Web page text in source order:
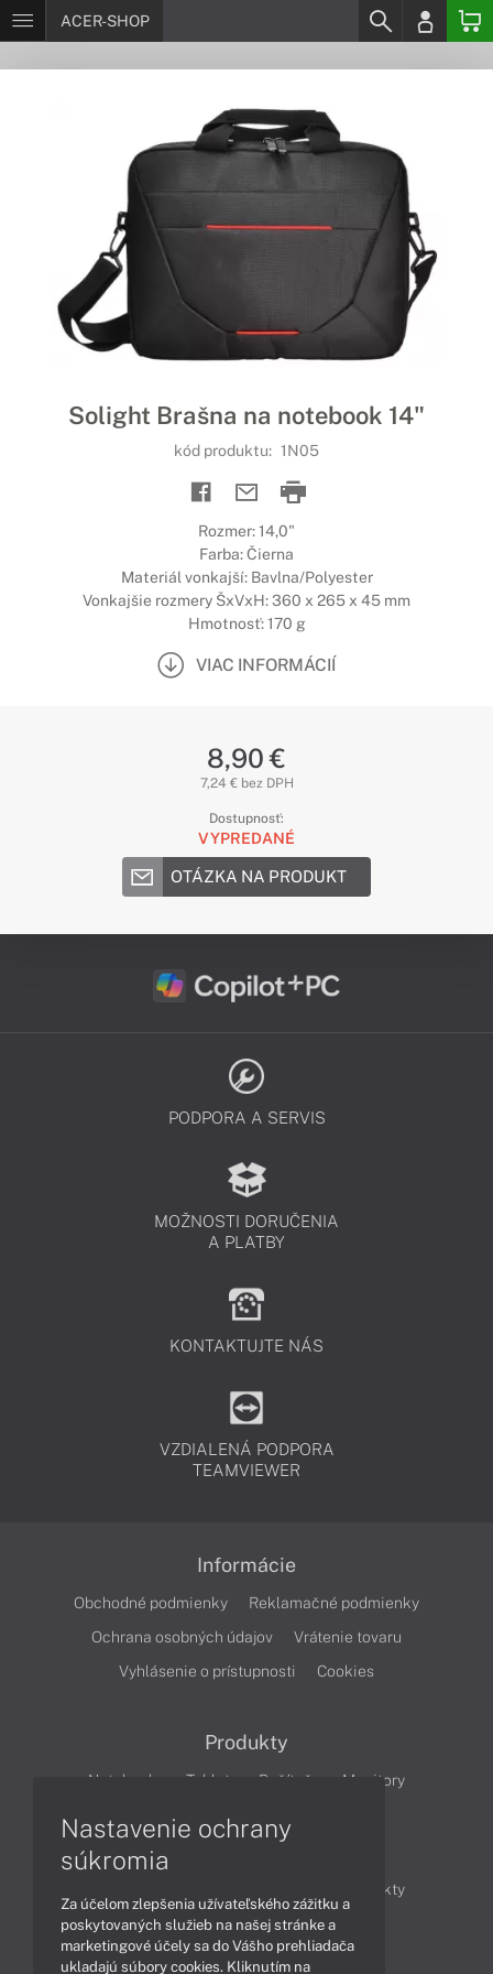
ACER-SHOP
Solight Brašna na notebook 14"
kód produktu: 1N05
Rozmer: 14,0"
Farba: Čierna
Materiál vonkajší: Bavlna/Polyester
Vonkajšie rozmery ŠxVxH: 360 x 265 x 45 mm
Hmotnosť: 170 g
VIAC INFORMÁCIÍ
8,90 €
7,24 € bez DPH
Dostupnosť:
VYPREDANÉ
OTÁZKA NA PRODUKT
PODPORA A SERVIS
MOŽNOSTI DORUČENIA
A PLATBY
KONTAKTUJTE NÁS
VZDIALENÁ PODPORA
TEAMVIEWER
Informácie
Obchodné podmienky
Reklamačné podmienky
Ochrana osobných údajov
Vrátenie tovaru
Vyhlásenie o prístupnosti
Cookies
Produkty
Notebooky Tablety Počítače Monitory
Produkty
Technológie
Videá
Nastavenie ochrany
súkromia
Za účelom zlepšenia užívateľského zážitku a
poskytovaných služieb na našej stránke a
marketingové účely sa do Vášho prehliadača
ukladajú súbory cookies. Kliknutím na